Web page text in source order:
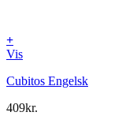
+
Vis
Cubitos Engelsk
409kr.